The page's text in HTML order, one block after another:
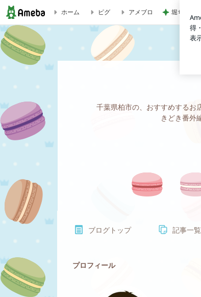
柏 おすすめ ランチ 人気ランチ チェック
ホーム ピグ アメブロ 堀ちえみ
千葉県柏市の、おすすめするお
きどき番外
ブログトップ 記事一覧
プロフィール